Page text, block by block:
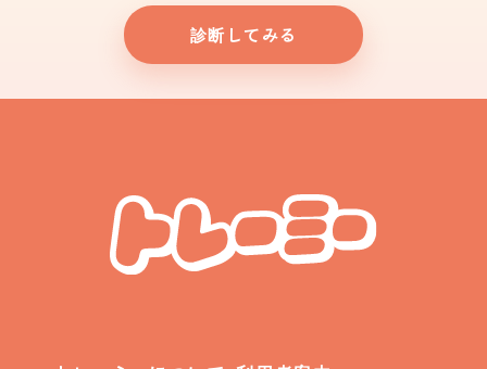
診断してみる